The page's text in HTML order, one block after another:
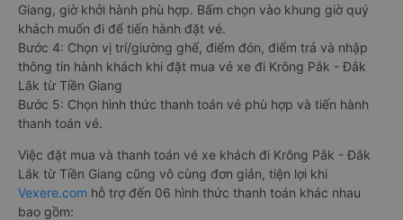
Giang, giờ khởi hành phù hợp. Bấm chọn vào khung giờ quý
khách muốn đi để tiến hành đặt vé.
Bước 4: Chọn vị trí/giường ghế, điểm đón, điểm trả và nhập
thông tin hành khách khi đặt mua vé xe đi Krông Pắk - Đắk
Lắk từ Tiền Giang
Bước 5: Chọn hình thức thanh toán vé phù hợp và tiến hành
thanh toán vé.
Việc đặt mua và thanh toán vé xe khách đi Krông Pắk - Đắk
Lắk từ Tiền Giang cũng vô cùng đơn giản, tiện lợi khi
Vexere.com hỗ trợ đến 06 hình thức thanh toán khác nhau
bao gồm: